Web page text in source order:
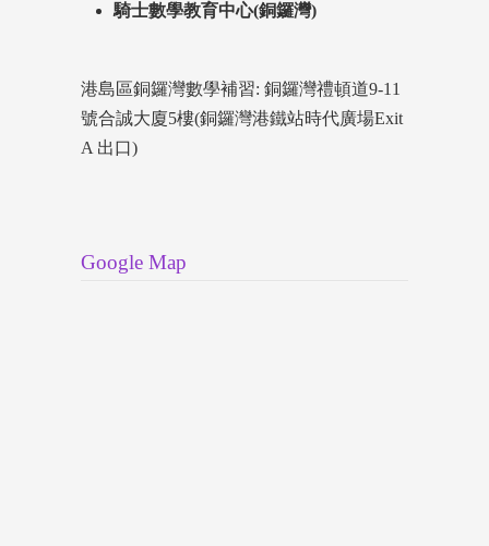
騎士數學教育中心(銅鑼灣)
港島區銅鑼灣數學補習: 銅鑼灣禮頓道9-11
號合誠大廈5樓(銅鑼灣港鐵站時代廣場Exit
A 出口)
Google Map